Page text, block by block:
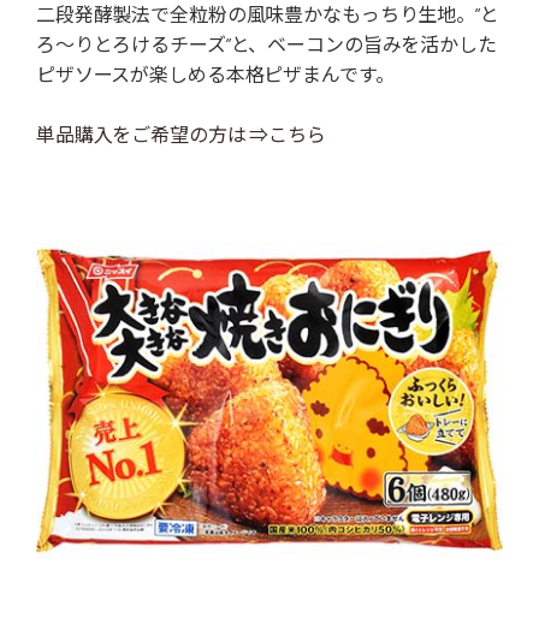
二段発酵製法で全粒粉の風味豊かなもっちり生地。”と
ろ～りとろけるチーズ”と、ベーコンの旨みを活かした
ピザソースが楽しめる本格ピザまんです。
単品購入をご希望の方は ⇒こちら